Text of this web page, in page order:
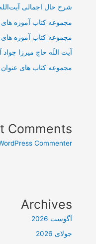
شرح حال اجمالی
مجموعه کتاب آموزه
مجموعه کتاب آموزه
آیت اللَه حاج میرزا جواد
مجموعه کتاب های
Comments
Commenter
Archives
آگوست 2026
جولای 2026